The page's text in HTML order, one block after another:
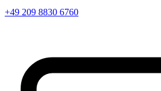
+49 209 8830 6760